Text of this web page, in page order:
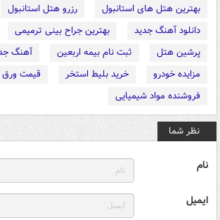
بهترین هتل های استانبول
رزرو هتل استانبول
دانلود آهنگ جدید
بهترین جراح بینی ترمیمی
پرشین هتل
ثبت نام بیمه اربعین
آهنگ
مزایده خودرو
خرید بلیط استخر
قیمت
فروشنده مواد شیمیایی
نظر شما
نام
ایمیل